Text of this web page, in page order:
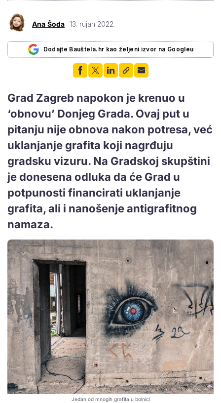
Ana Šoda 13. rujan 2022.
Dodajte Bauštela.hr kao željeni izvor na Googleu
Grad Zagreb napokon je krenuo u
‘obnovu’ Donjeg Grada. Ovaj put u
pitanju nije obnova nakon potresa, već
uklanjanje grafita koji nagrđuju
gradsku vizuru. Na Gradskoj skupštini
je donesena odluka da će Grad u
potpunosti financirati uklanjanje
grafita, ali i nanošenje antigrafitnog
namaza.
Jedan od mnogih grafita u bolnici